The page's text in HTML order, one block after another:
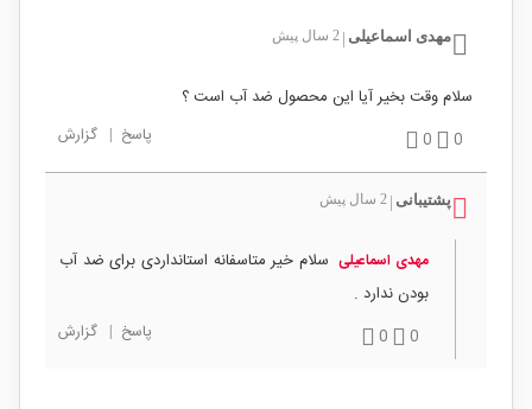
مهدی اسماعیلی 2 سال پیش
سلام وقت بخیر آیا این محصول ضد آب است ؟
0
0 پاسخ | گزارش
پشتیبانی 2 سال پیش
مهدی اسماعیلی سلام خیر متاسفانه استانداردی برای ضد آب
بودن ندارد .
0
0 پاسخ | گزارش